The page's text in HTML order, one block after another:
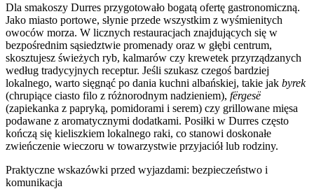
Dla smakoszy Durres przygotowało bogatą ofertę gastronomiczną.
Jako miasto portowe, słynie przede wszystkim z wyśmienitych
owoców morza. W licznych restauracjach znajdujących się w
bezpośrednim sąsiedztwie promenady oraz w głębi centrum,
skosztujesz świeżych ryb, kalmarów czy krewetek przyrządzanych
według tradycyjnych receptur. Jeśli szukasz czegoś bardziej
lokalnego, warto sięgnąć po dania kuchni albańskiej, takie jak byrek
(chrupiące ciasto filo z różnorodnym nadzieniem), fërgesë
(zapiekanka z papryką, pomidorami i serem) czy grillowane mięsa
podawane z aromatycznymi dodatkami. Posiłki w Durres często
kończą się kieliszkiem lokalnego raki, co stanowi doskonałe
zwieńczenie wieczoru w towarzystwie przyjaciół lub rodziny.
Praktyczne wskazówki przed wyjazdami: bezpieczeństwo i
komunikacja